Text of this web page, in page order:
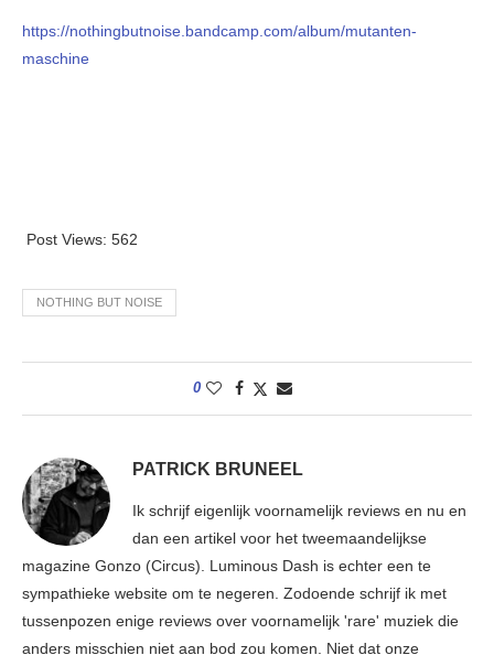
https://nothingbutnoise.bandcamp.com/album/mutanten-
maschine
Post Views: 562
NOTHING BUT NOISE
0
PATRICK BRUNEEL
Ik schrijf eigenlijk voornamelijk reviews en nu en
dan een artikel voor het tweemaandelijkse
magazine Gonzo (Circus). Luminous Dash is echter een te
sympathieke website om te negeren. Zodoende schrijf ik met
tussenpozen enige reviews over voornamelijk 'rare' muziek die
anders misschien niet aan bod zou komen. Niet dat onze